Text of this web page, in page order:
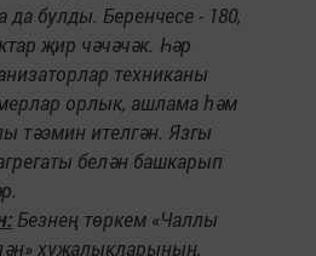
булды. Беренчесе - 180,
җир чәчәчәк. Һәр
техниканы
орлык, ашлама һәм
тәэмин ителгән. Язгы
белән башкарып
Безнең төркем «Чаллы
хуҗалыкларының,